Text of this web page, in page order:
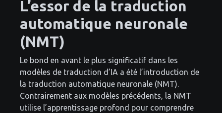
L’essor de la traduction
automatique neuronale
(NMT)
Le bond en avant le plus significatif dans les
modèles de traduction d’IA a été l’introduction de
la traduction automatique neuronale (NMT).
Contrairement aux modèles précédents, la NMT
utilise l’apprentissage profond pour comprendre